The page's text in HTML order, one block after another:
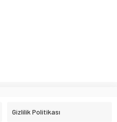
Gizlilik Politikası